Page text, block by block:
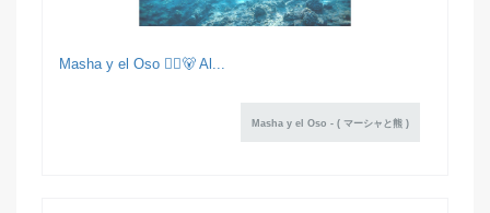
Masha y el Oso 👱‍♀️🐻 Al...
Masha y el Oso - ( マーシャと熊 )